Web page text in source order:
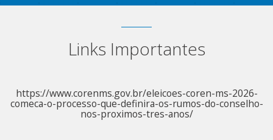
Links Importantes
https://www.corenms.gov.br/eleicoes-coren-ms-2026-
comeca-o-processo-que-definira-os-rumos-do-conselho-
nos-proximos-tres-anos/